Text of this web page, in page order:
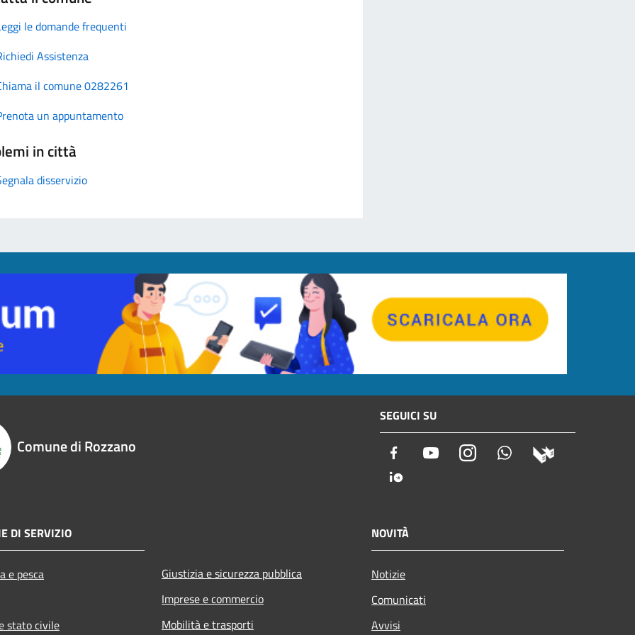
le domande frequenti
Assistenza
il comune 0282261
un appuntamento
in città
disservizio
Comune di Rozzano
SEGUICI SU
Facebook YoutubeInstagramWhatsapp
DI SERVIZIO
e pesca
stato civile
Giustizia e sicurezza pubblica
Imprese e commercio
Mobilità e trasporti
NOVITÀ
Notizie
Comunicati
Avvisi